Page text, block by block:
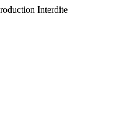
Interdite